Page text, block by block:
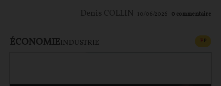
Denis COLLIN 10/06/2026 0 commentaire
ÉCONOMIEINDUSTRIE FP